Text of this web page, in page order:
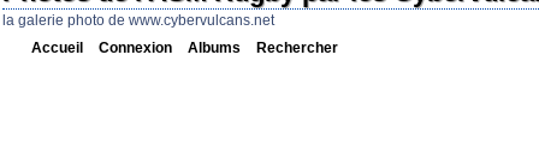
la galerie photo de www.cybervulcans.net
Accueil Connexion Albums Rechercher